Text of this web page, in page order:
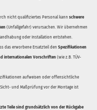
nicht qualifiziertes Personal kann schwere
(Unfallgefahr) verursachen. Wir übernehmen
oder Installation entstehen.
das erworbene Ersatzteil den Spezifikationen
internationalen Vorschriften (wie z.B. TÜV-
aufweisen oder offensichtliche
Sicht- und Maßprüfung vor der Montage ist
Teile sind grundsätzlich von der Rückgabe